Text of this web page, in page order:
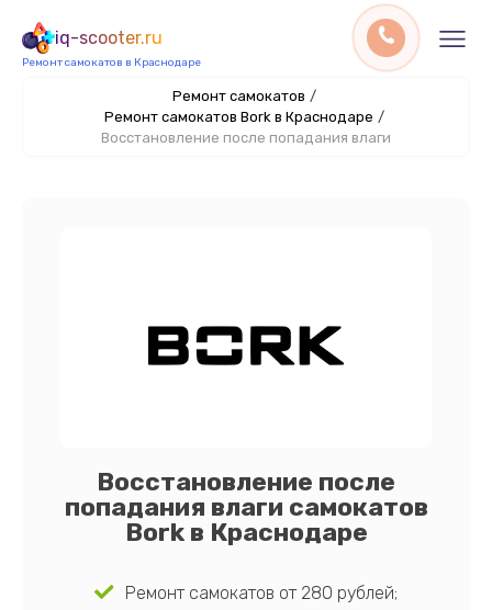
iq-scooter.ru
Ремонт самокатов в Краснодаре
Ремонт самокатов /
Ремонт самокатов Bork в Краснодаре /
Восстановление после попадания влаги
Восстановление после
попадания влаги самокатов
Bork в Краснодаре
Ремонт самокатов от 280 рублей;